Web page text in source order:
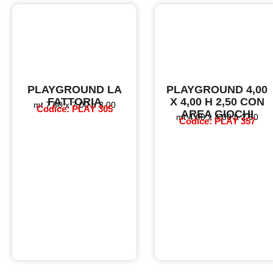
PLAYGROUND LA
FATTORIA
mt 7,00 x 7,00 h 3,00
Codice: PLAY 305
PLAYGROUND 4,00
X 4,00 H 2,50 CON
AREA GIOCHI
mt 4,00 x 4,00 h 2,50
Codice: PLAY 357